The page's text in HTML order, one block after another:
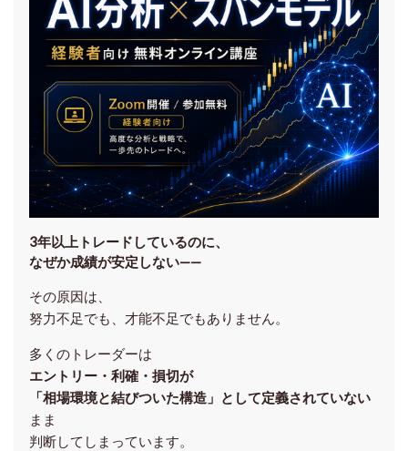
3年以上トレードしているのに、
なぜか成績が安定しない——
その原因は、
努力不足でも、才能不足でもありません。
多くのトレーダーは
エントリー・利確・損切が
「相場環境と結びついた構造」として定義されていない
まま
判断してしまっています。